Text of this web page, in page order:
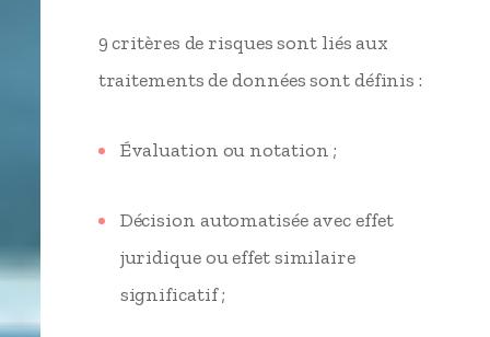
9 critères de risques sont liés aux
traitements de données sont définis :
Évaluation ou notation ;
Décision automatisée avec effet
juridique ou effet similaire
significatif ;